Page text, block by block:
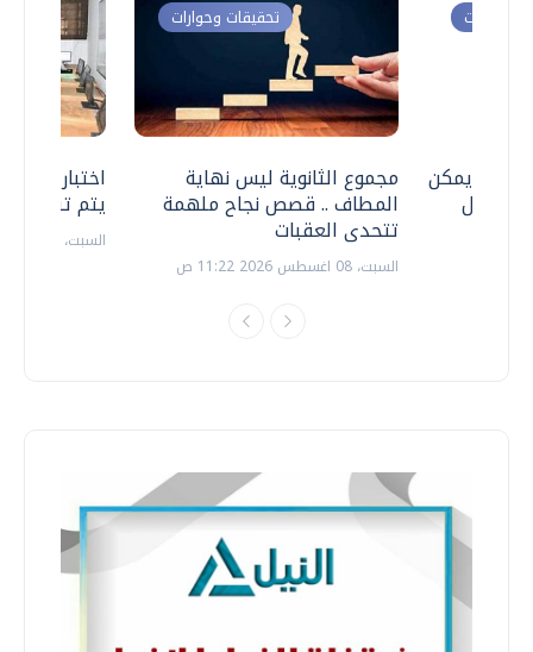
اختبارات
يتم
السبت، 18 يوليو 2026 09:22 ص
تحقيقات وحوارات
مجموع الثانوية ليس نهاية
المطاف .. قصص نجاح ملهمة
تتحدى العقبات
السبت، 08 اغسطس 2026 11:22 ص
وحوارات
.. هل يمكن
نتعامل